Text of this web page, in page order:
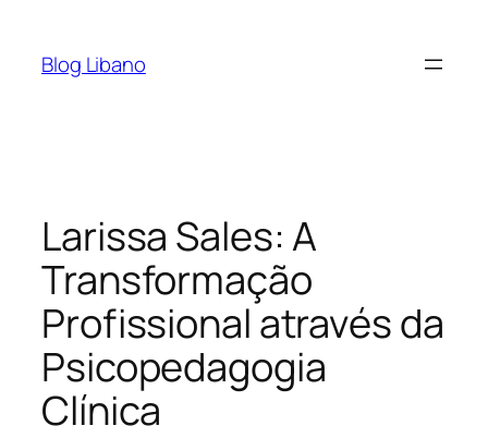
Blog Libano
Larissa Sales: A
Transformação
Profissional através da
Psicopedagogia
Clínica